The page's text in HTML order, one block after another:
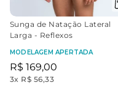
Sunga de Natação Lateral
Larga - Reflexos
MODELAGEM APERTADA
R$ 169,00
3x R$ 56,33